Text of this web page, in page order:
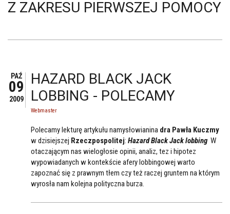
Z ZAKRESU PIERWSZEJ POMOCY
PAŹ
09
2009
HAZARD BLACK JACK
LOBBING - POLECAMY
Webmaster
Polecamy lekturę artykułu namysłowianina dra Pawła Kuczmy
w dzisiejszej Rzeczpospolitej: Hazard Black Jack lobbing W
otaczającym nas wielogłosie opinii, analiz, tez i hipotez
wypowiadanych w kontekście afery lobbingowej warto
zapoznać się z prawnym tłem czy też raczej gruntem na którym
wyrosła nam kolejna polityczna burza.